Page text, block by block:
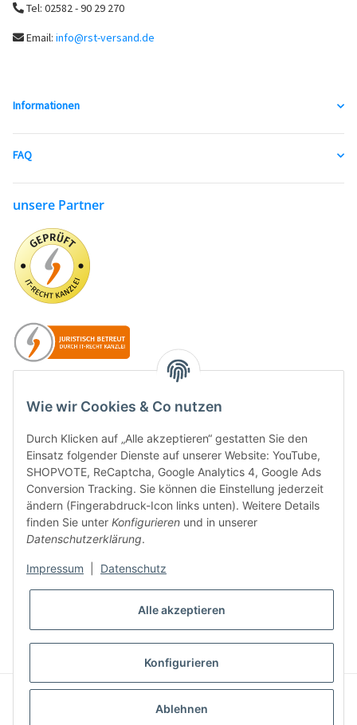
Wie wir Cookies & Co nutzen
Durch Klicken auf „Alle akzeptieren“ gestatten Sie den
Einsatz folgender Dienste auf unserer Website: YouTube,
SHOPVOTE, ReCaptcha, Google Analytics 4, Google Ads
Conversion Tracking. Sie können die Einstellung jederzeit
ändern (Fingerabdruck-Icon links unten). Weitere Details
finden Sie unter Konfigurieren und in unserer
Datenschutzerklärung.
Impressum Datenschutz
Alle akzeptieren
Konfigurieren
Ablehnen
Tel: 02582 - 90 29 270
Email: info@rst-versand.de
Informationen
FAQ
unsere Partner
* Alle Preise inkl. gesetzlicher USt., zzgl.
VERTRAG WIDERRUFEN
Besucherzähler: 7434255
Powered byJTL-Shop